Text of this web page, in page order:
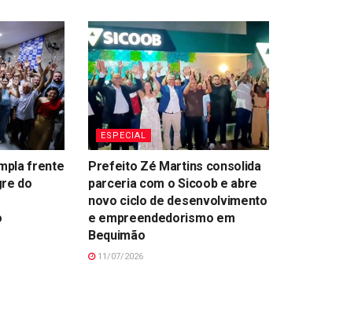
frente
do
ESPECIAL
Prefeito Zé Martins consolida
parceria com o Sicoob e abre
novo ciclo de desenvolvimento
e empreendedorismo em
Bequimão
11/07/2026